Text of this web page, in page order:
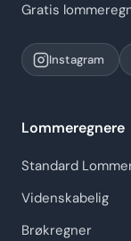
Gratis
Instagram
Lommeregnere
Standard
Videnskabelig
Brøkregner